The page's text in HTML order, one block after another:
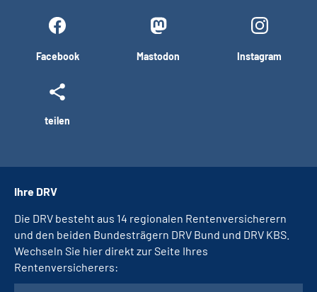
Facebook Mastodon Instagram
teilen
Ihre DRV
Die DRV besteht aus 14 regionalen Rentenversicherern
und den beiden Bundesträgern DRV Bund und DRV KBS.
Wechseln Sie hier direkt zur Seite Ihres
Rentenversicherers: